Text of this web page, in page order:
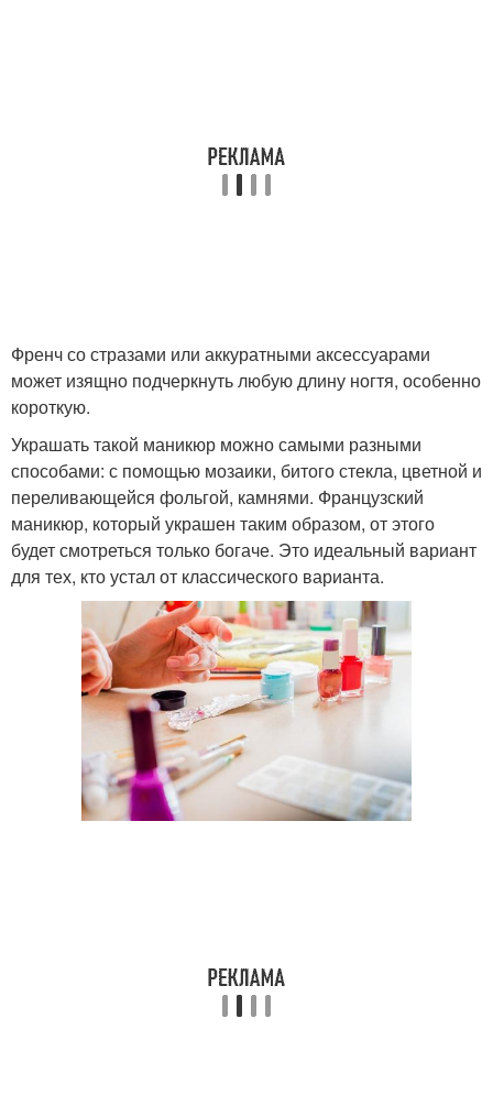
лейкопластыря
условиях
французского
маникюра
Маникюр с помощью
Трафарет для ногтей
Трафареты для
маникюра
Маникюр на гель Идеальный маникюр
Лак с трафаретом Наклейки для маникюра
Френч со стразами или аккуратными аксессуарами
может изящно подчеркнуть любую длину ногтя, особенно
короткую.
Украшать такой маникюр можно самыми разными
способами: с помощью мозаики, битого стекла, цветной и
переливающейся фольгой, камнями. Французский
маникюр, который украшен таким образом, от этого
будет смотреться только богаче. Это идеальный вариант
для тех, кто устал от классического варианта.